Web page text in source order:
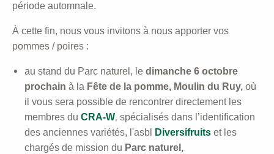
période automnale.
À cette fin, nous vous invitons à nous apporter vos
pommes / poires :
au stand du Parc naturel, le dimanche 6 octobre
prochain à la Fête de la pomme, Moulin du Ruy, où
il vous sera possible de rencontrer directement les
membres du CRA-W, spécialisés dans l’identification
des anciennes variétés, l'asbl
Diversifruits et les
chargés de mission du Parc naturel,